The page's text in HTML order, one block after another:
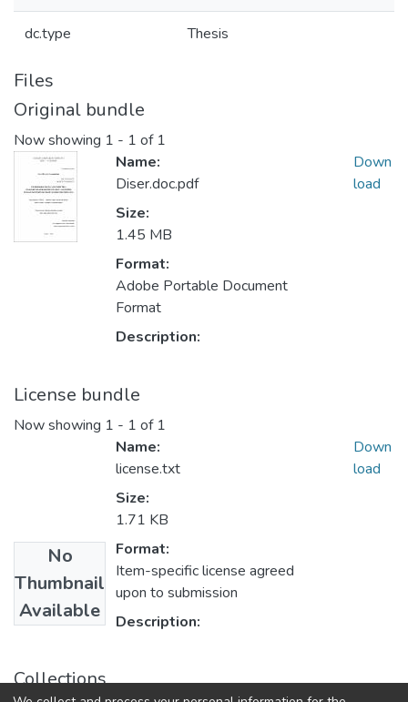
dc.type Thesis
Files
Original bundle
Now showing 1 - 1 of 1
Name:
Diser.doc.pdf
Size:
1.45 MB
Format:
Adobe Portable Document
Format
Description:
Down
load
License bundle
Now showing 1 - 1 of 1
No
Thumbnail
Available
Name:
license.txt
Size:
1.71 KB
Format:
Item-specific license agreed
upon to submission
Description:
Down
load
Collections